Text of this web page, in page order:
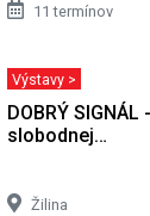
11 termínov
Výstavy >
DOBRÝ SIGNÁL
slobodnej…
Žilina